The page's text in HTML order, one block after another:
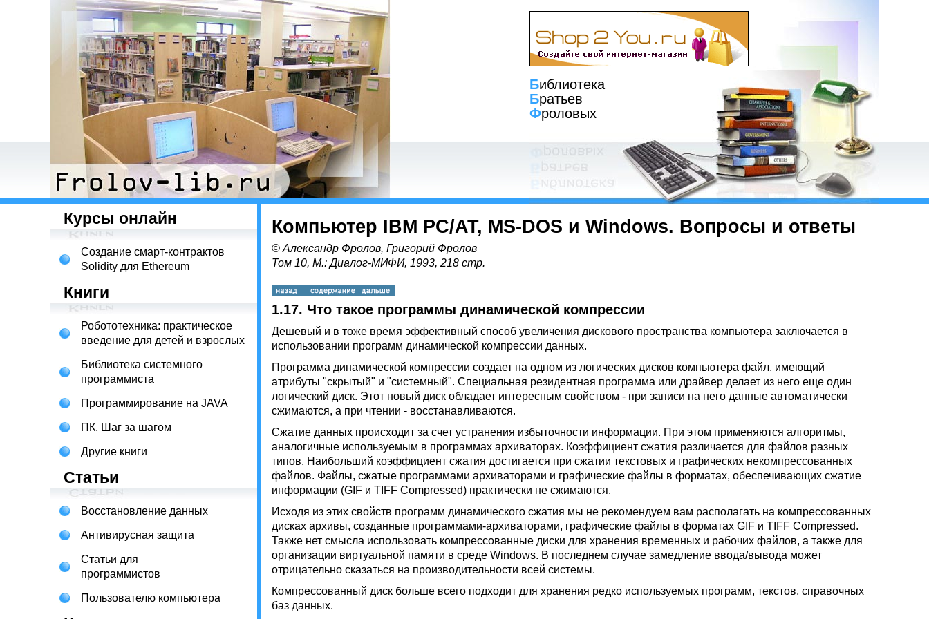
Библиотека
Братьев
Фроловых
Курсы онлайн
Создание смарт-контрактов
Solidity для Ethereum
Книги
Робототехника: практическое
введение для детей и взрослых
Библиотека системного
программиста
Программирование на JAVA
ПК. Шаг за шагом
Другие книги
Статьи
Восстановление данных
Антивирусная защита
Статьи для
программистов
Пользователю компьютера
Компьютер IBM PC/AT, MS-DOS и Windows. Вопросы и ответы
© Александр Фролов, Григорий Фролов
Том 10, М.: Диалог-МИФИ, 1993, 218 стр.
1.17. Что такое программы динамической компрессии
Дешевый и в тоже время эффективный способ увеличения дискового пространства компьютера заключается в
использовании программ динамической компрессии данных.
Программа динамической компрессии создает на одном из логических дисков компьютера файл, имеющий
атрибуты "скрытый" и "системный". Специальная резидентная программа или драйвер делает из него еще один
логический диск. Этот новый диск обладает интересным свойством - при записи на него данные автоматически
сжимаются, а при чтении - восстанавливаются.
Сжатие данных происходит за счет устранения избыточности информации. При этом применяются алгоритмы,
аналогичные используемым в программах архиваторах. Коэффициент сжатия различается для файлов разных
типов. Наибольший коэффициент сжатия достигается при сжатии текстовых и графических некомпрессованных
файлов. Файлы, сжатые программами архиваторами и графические файлы в форматах, обеспечивающих сжатие
информации (GIF и TIFF Compressed) практически не сжимаются.
Исходя из этих свойств программ динамического сжатия мы не рекомендуем вам располагать на компрессованных
дисках архивы, созданные программами-архиваторами, графические файлы в форматах GIF и TIFF Compressed.
Также нет смысла использовать компрессованные диски для хранения временных и рабочих файлов, а также для
организации виртуальной памяти в среде Windows. В последнем случае замедление ввода/вывода может
отрицательно сказаться на производительности всей системы.
Компрессованный диск больше всего подходит для хранения редко используемых программ, текстов, справочных
баз данных.